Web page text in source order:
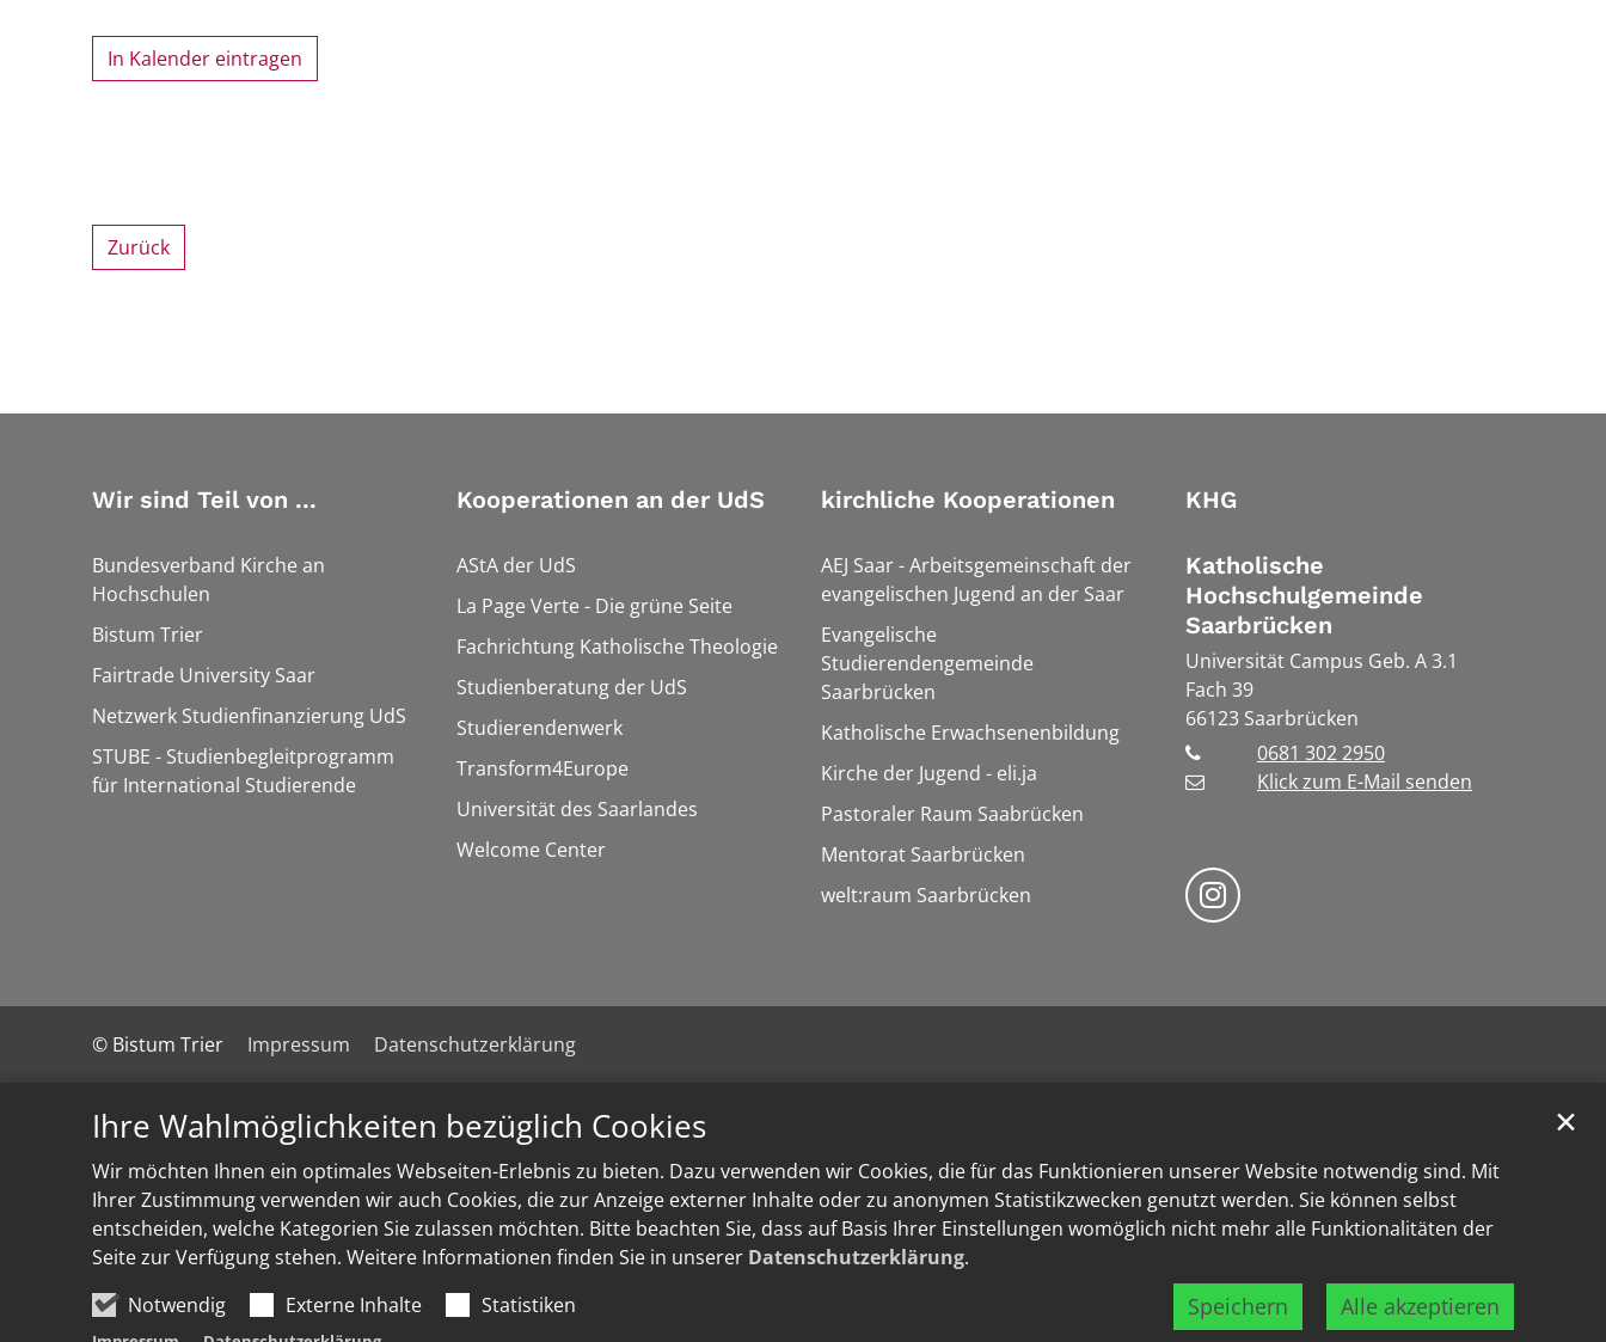
Ihre Wahlmöglichkeiten bezüglich Cookies
Wir möchten Ihnen ein optimales Webseiten-Erlebnis zu bieten. Dazu verwenden wir Cookies, die für das Funktionieren unserer Website notwendig sind. Mit
Ihrer Zustimmung verwenden wir auch Cookies, die zur Anzeige externer Inhalte oder zu anonymen Statistikzwecken genutzt werden. Sie können selbst
entscheiden, welche Kategorien Sie zulassen möchten. Bitte beachten Sie, dass auf Basis Ihrer Einstellungen womöglich nicht mehr alle Funktionalitäten der
Seite zur Verfügung stehen. Weitere Informationen finden Sie in unserer Datenschutzerklärung.
Notwendig
Externe Inhalte Statistiken Speichern Alle akzeptieren
✕
In Kalender eintragen
Zurück
Wir sind Teil von ...
Bundesverband Kirche an
Hochschulen
Bistum Trier
Fairtrade University Saar
Netzwerk Studienfinanzierung UdS
STUBE - Studienbegleitprogramm
für International Studierende
Kooperationen an der UdS
AStA der UdS
La Page Verte - Die grüne Seite
Fachrichtung Katholische Theologie
Studienberatung der UdS
Studierendenwerk
Transform4Europe
Universität des Saarlandes
Welcome Center
kirchliche Kooperationen
AEJ Saar - Arbeitsgemeinschaft der
evangelischen Jugend an der Saar
Evangelische
Studierendengemeinde
Saarbrücken
Katholische Erwachsenenbildung
Kirche der Jugend - eli.ja
Pastoraler Raum Saabrücken
Mentorat Saarbrücken
welt:raum Saarbrücken
KHG
Katholische
Hochschulgemeinde
Saarbrücken
Universität Campus Geb. A 3.1
Fach 39
66123 Saarbrücken
0681 302 2950
Klick zum E-Mail senden
Bistum Trier auf Instragram
© Bistum Trier Impressum Datenschutzerklärung